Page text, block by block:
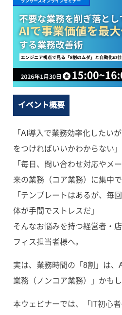
イベント概要
「AI導入で業務効率化したい
をつければいいかわからない」
「毎日、問い合わせ対応やメ
来の業務（コア業務）に集中で
「テンプレートはあるが、毎
体が手間でストレスだ」
そんなお悩みを持つ経営者・
フィス担当者様へ。
実は、業務時間の「8割」は、
業務（ノンコア業務）」かもし
本ウェビナーでは、「IT初心